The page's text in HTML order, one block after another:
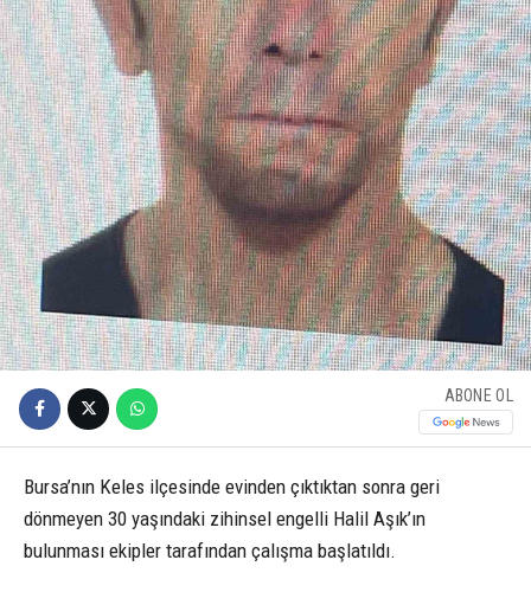
ABONE OL
Bursa’nın Keles ilçesinde evinden çıktıktan sonra geri
dönmeyen 30 yaşındaki zihinsel engelli Halil Aşık’ın
bulunması ekipler tarafından çalışma başlatıldı.